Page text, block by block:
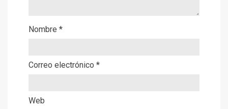
Nombre *
Correo electrónico *
Web